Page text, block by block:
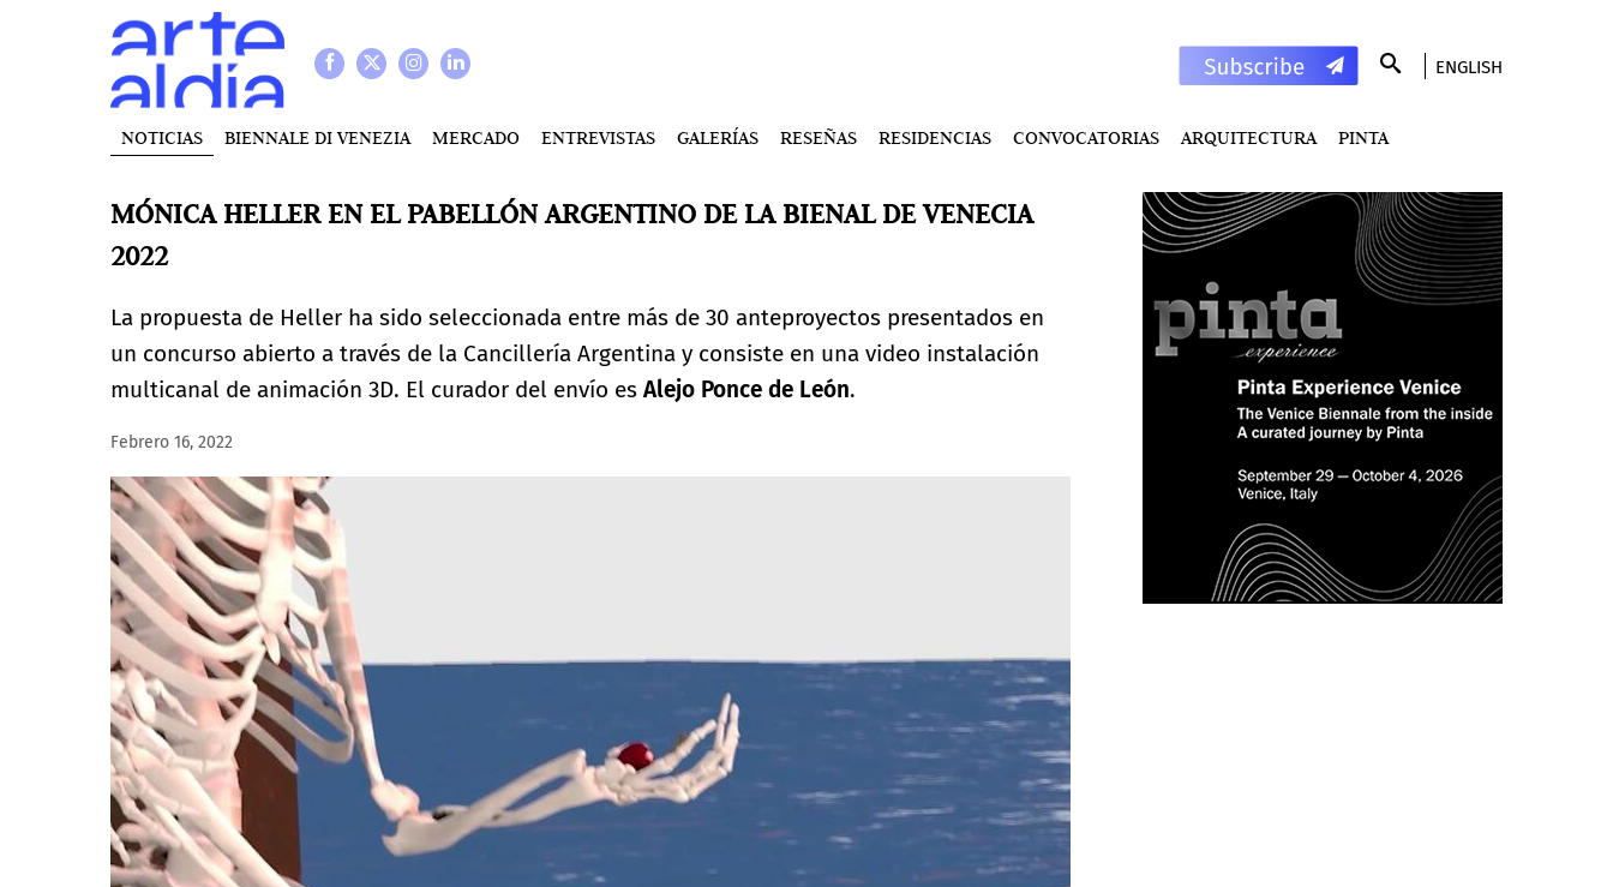
ENGLISH
NOTICIAS BIENNALE DI VENEZIA MERCADO ENTREVISTAS GALERÍAS RESEÑAS RESIDENCIAS CONVOCATORIAS ARQUITECTURA PINTA
MÓNICA HELLER EN EL PABELLÓN ARGENTINO DE LA BIENAL DE VENECIA
2022
La propuesta de Heller ha sido seleccionada entre más de 30 anteproyectos presentados en
un concurso abierto a través de la Cancillería Argentina y consiste en una video instalación
multicanal de animación 3D. El curador del envío es Alejo Ponce de León.
Febrero 16, 2022